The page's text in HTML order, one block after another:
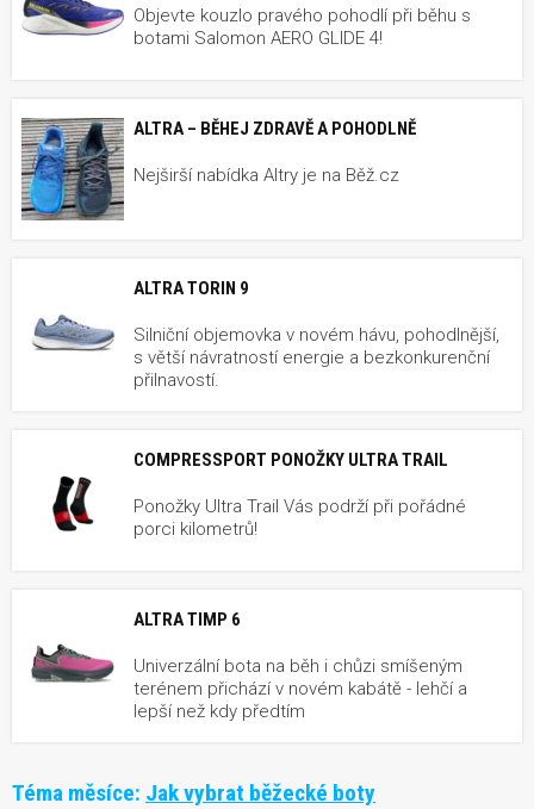
Objevte kouzlo pravého pohodlí při běhu s
botami Salomon AERO GLIDE 4!
ALTRA – BĚHEJ ZDRAVĚ A POHODLNĚ
Nejširší nabídka Altry je na Běž.cz
ALTRA TORIN 9
Silniční objemovka v novém hávu, pohodlnější,
s větší návratností energie a bezkonkurenční
přilnavostí.
COMPRESSPORT PONOŽKY ULTRA TRAIL
Ponožky Ultra Trail Vás podrží při pořádné
porci kilometrů!
ALTRA TIMP 6
Univerzální bota na běh i chůzi smíšeným
terénem přichází v novém kabátě - lehčí a
lepší než kdy předtím
Téma měsíce: Jak vybrat běžecké boty